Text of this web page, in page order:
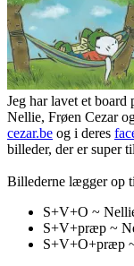
Jeg har lavet et board
Nellie, Frøen Cezar
cezar.be og i deres
billeder, der er super
Billederne lægger op
S+V+O ~
S+V+præp ~
S+V+O+præp